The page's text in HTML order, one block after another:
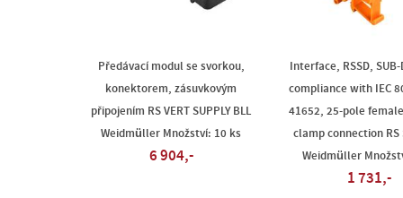
Předávací modul se svorkou,
konektorem, zásuvkovým
připojením RS VERT SUPPLY BLL
Weidmüller Množství: 10 ks
6 904,-
Interface, RSSD,
compliance with IEC
41652, 25-pole
clamp connection RS
Weidmüller
1 731,-